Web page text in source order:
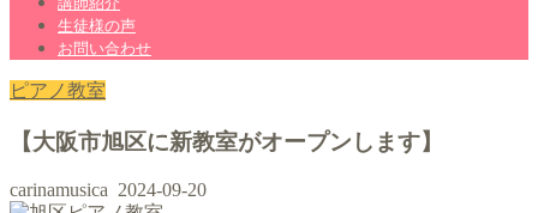
生徒様の声
お問い合わせ
ピアノ教室
【大阪市旭区に新教室がオープンします】
carinamusica 2024-09-20